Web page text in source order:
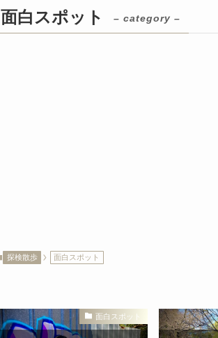
面白スポット – category –
探検散歩 面白スポット
面白スポット